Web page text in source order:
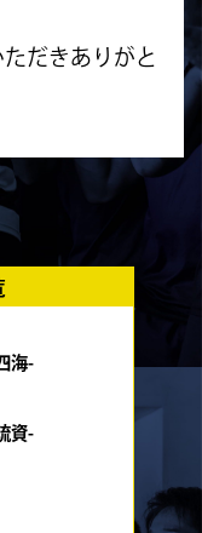
だきありがと
海-
資-